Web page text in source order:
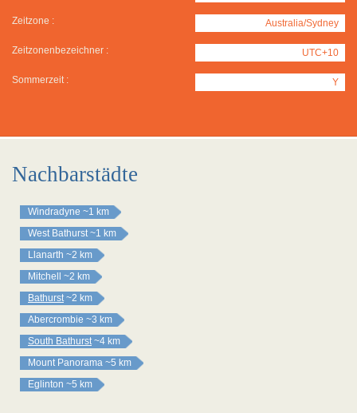
Zeitzone : Australia/Sydney
Zeitzonenbezeichner : UTC+10
Sommerzeit : Y
Nachbarstädte
Windradyne ~1 km
West Bathurst ~1 km
Llanarth ~2 km
Mitchell
~2 km
Bathurst ~2 km
Abercrombie ~3 km
South Bathurst ~4 km
Mount Panorama ~5 km
Eglinton ~5 km